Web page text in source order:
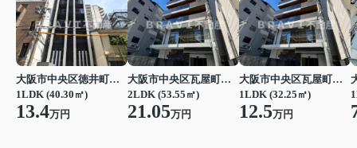
大阪市中央区徳井町２丁目
1LDK (40.30㎡)
13.4万円
大阪市中央区瓦屋町１丁目
2LDK (53.55㎡)
21.05万円
大阪市中央区瓦屋町１丁目
1LDK (32.25㎡)
12.5万円